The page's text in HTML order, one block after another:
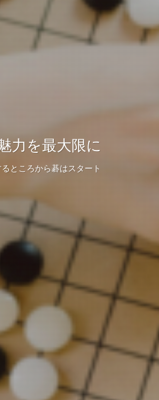
力を最大限に
ところから碁はスタート